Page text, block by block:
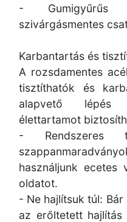
-
szivárgásmentes
Karbantartás és
A rozsdamentes
tisztíthatók és
alapvető lépés
élettartamot
- Rendszeres
használjunk ecetes
oldatot.
- Ne hajlítsuk túl:
az erőltetett